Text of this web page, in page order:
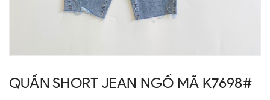
QUẦN SHORT JEAN NGỐ MÃ K7698#